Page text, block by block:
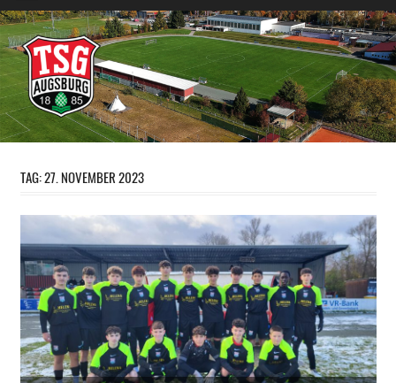
TAG:27. NOVEMBER 2023